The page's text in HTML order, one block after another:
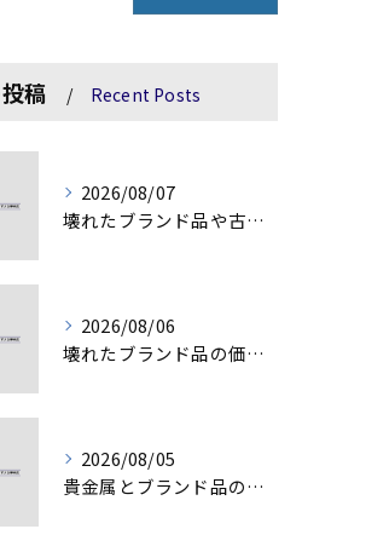
稿 Recent Posts
2026/08/07
壊れたブランド品や古物の価値を見極める秘訣
2026/08/06
壊れたブランド品の価値を見極める技術とは
2026/08/05
貴金属とブランド品の価値変動を見極める方法